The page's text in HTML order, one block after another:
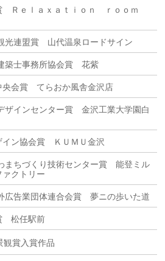
Ｒｅｌａｘａｔｉｏｎ ｒｏｏｍ
光連盟賞 山代温泉ロードサイン
築士事務所協会賞 花紫
央会賞 てらおか風舎金沢店
ザインセンター賞 金沢工業大学園白
イン協会賞 ＫＵＭＵ金沢
まちづくり技術センター賞 能登ミル
クトリー
広告業団体連合会賞 夢ニの歩いた道
松任駅前
観賞入賞作品